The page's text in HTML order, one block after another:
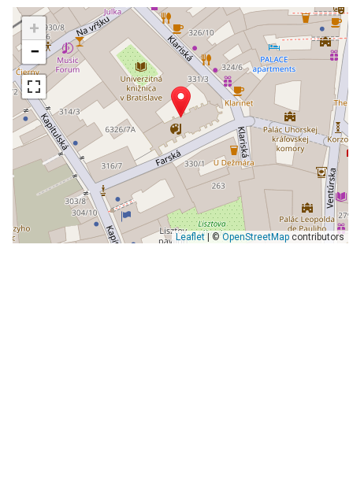
+
−
Leaflet| ©OpenStreetMapcontributors